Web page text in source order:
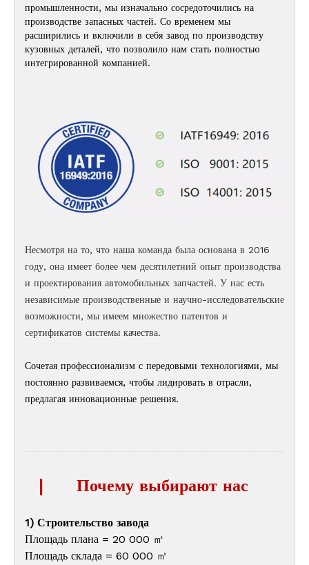
промышленности, мы изначально сосредоточились на
производстве запасных частей. Со временем мы
расширились и включили в себя завод по производству
кузовных деталей, что позволило нам стать полностью
интегрированной компанией.
Несмотря на то, что наша команда была основана в 2016
году, она имеет более чем десятилетний опыт производства
и проектирования автомобильных запчастей. У нас есть
независимые производственные и научно-исследовательские
возможности, мы имеем множество патентов и
сертификатов системы качества.
Сочетая профессионализм с передовыми технологиями, мы
постоянно развиваемся, чтобы лидировать в отрасли,
предлагая инновационные решения.
| Почему выбирают нас
1) Строительство завода
Площадь плана = 20 000 ㎡
Площадь склада = 60 000 ㎡